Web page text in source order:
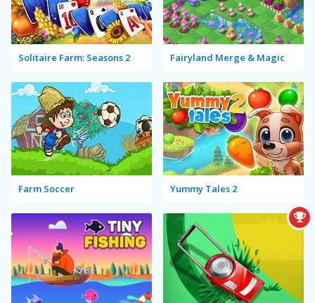
Solitaire Farm: Seasons 2 Fairyland Merge & Magic
Farm Soccer Yummy Tales 2